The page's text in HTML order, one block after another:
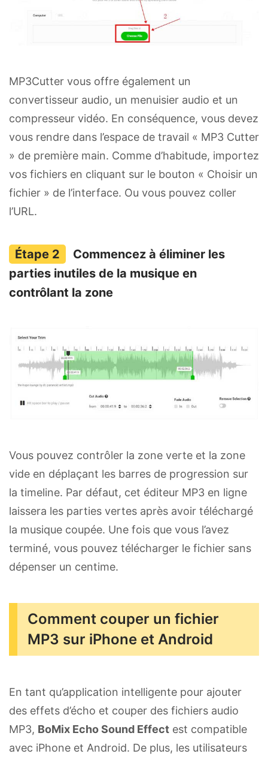
MP3Cutter vous offre également un
convertisseur audio, un menuisier audio et un
compresseur vidéo. En conséquence, vous devez
vous rendre dans l’espace de travail « MP3 Cutter
» de première main. Comme d’habitude, importez
vos fichiers en cliquant sur le bouton « Choisir un
fichier » de l’interface. Ou vous pouvez coller
l’URL.
Commencez à éliminer les
parties inutiles de la musique en
contrôlant la zone
Vous pouvez contrôler la zone verte et la zone
vide en déplaçant les barres de progression sur
la timeline. Par défaut, cet éditeur MP3 en ligne
laissera les parties vertes après avoir téléchargé
la musique coupée. Une fois que vous l’avez
terminé, vous pouvez télécharger le fichier sans
dépenser un centime.
Comment couper un fichier
MP3 sur iPhone et Android
En tant qu’application intelligente pour ajouter
des effets d’écho et couper des fichiers audio
MP3, BoMix Echo Sound Effect est compatible
avec iPhone et Android. De plus, les utilisateurs